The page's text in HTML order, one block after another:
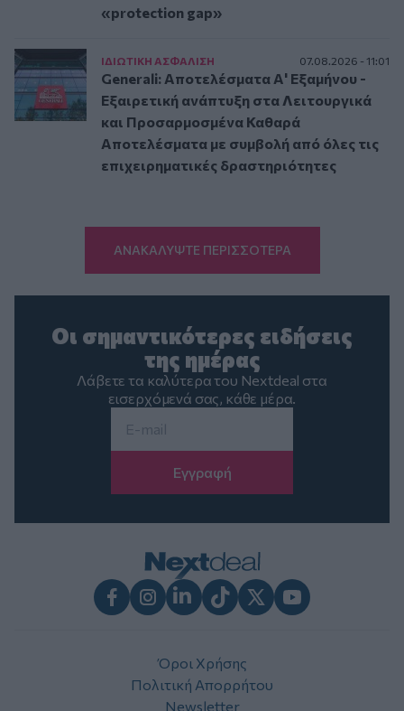
«protection gap»
ΙΔΙΩΤΙΚΗ ΑΣΦAΛΙΣΗ 07.08.2026 - 11:01
Generali: Αποτελέσματα Α' Εξαμήνου -
Εξαιρετική ανάπτυξη στα Λειτουργικά
και Προσαρμοσμένα Καθαρά
Αποτελέσματα με συμβολή από όλες τις
επιχειρηματικές δραστηριότητες
ΑΝΑΚΑΛΥΨΤΕ ΠΕΡΙΣΣΟΤΕΡΑ
Οι σημαντικότερες ειδήσεις
της ημέρας
Λάβετε τα καλύτερα του Nextdeal στα
εισερχόμενά σας, κάθε μέρα.
Όροι Χρήσης
Πολιτική Απορρήτου
Newsletter